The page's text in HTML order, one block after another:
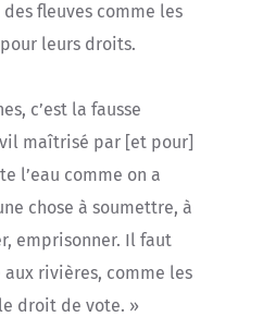
fleuves comme les
leurs droits.
c’est la fausse
maîtrisé par [et pour]
l’eau comme on a
chose à soumettre, à
emprisonner. Il faut
rivières, comme les
droit de vote. »